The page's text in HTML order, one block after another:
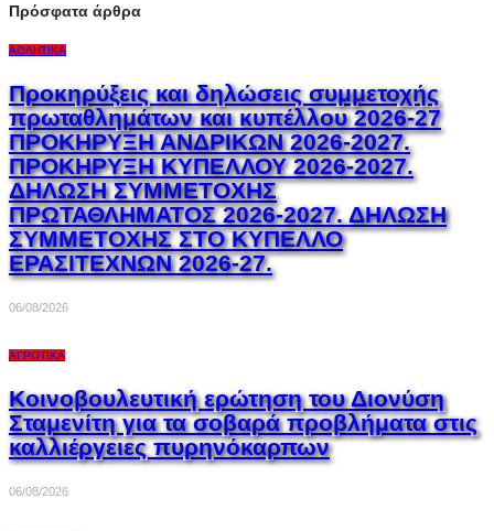
Πρόσφατα άρθρα
ΑΘΛΗΤΙΚΆ
Προκηρύξεις και δηλώσεις συμμετοχής
πρωταθλημάτων και κυπέλλου 2026-27
ΠΡΟΚΗΡΥΞΗ ΑΝΔΡΙΚΩΝ 2026-2027.
ΠΡΟΚΗΡΥΞΗ ΚΥΠΕΛΛΟΥ 2026-2027.
ΔΗΛΩΣΗ ΣΥΜΜΕΤΟΧΗΣ
ΠΡΩΤΑΘΛΗΜΑΤΟΣ 2026-2027. ΔΗΛΩΣΗ
ΣΥΜΜΕΤΟΧΗΣ ΣΤΟ ΚΥΠΕΛΛΟ
ΕΡΑΣΙΤΕΧΝΩΝ 2026-27.
06/08/2026
ΑΓΡΟΤΙΚΆ
Κοινοβουλευτική ερώτηση του Διονύση
Σταμενίτη για τα σοβαρά προβλήματα στις
καλλιέργειες πυρηνόκαρπων
06/08/2026